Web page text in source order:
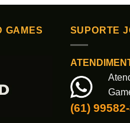
GAMES SUPORTE
(61)